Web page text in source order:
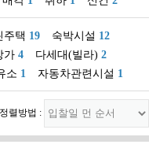
주택 19 숙박시설 12
가 4 다세대(빌라) 2
소 1 자동차관련시설 1
정렬방법 :